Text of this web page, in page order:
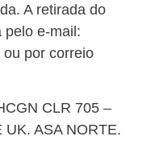
A retirada do
pelo e-mail:
por correio
CLR 705 –
UK. ASA NORTE.